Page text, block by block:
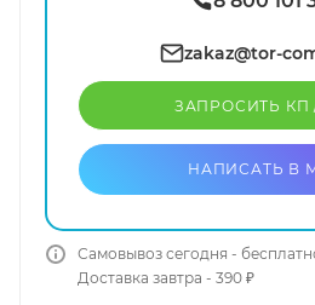
zakaz@tor-
ЗАПРОСИТЬ КП
НАПИСАТЬ В
Самовывоз сегодня -
Доставка завтра - 390 ₽